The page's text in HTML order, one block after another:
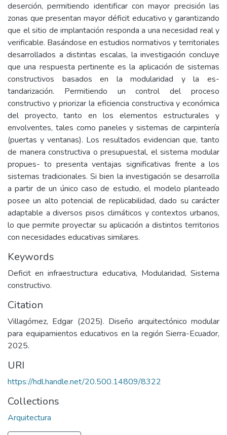
deserción, permitiendo identificar con mayor precisión las
zonas que presentan mayor déficit educativo y garantizando
que el sitio de implantación responda a una necesidad real y
verificable. Basándose en estudios normativos y territoriales
desarrollados a distintas escalas, la investigación concluye
que una respuesta pertinente es la aplicación de sistemas
constructivos basados en la modularidad y la es-
tandarización. Permitiendo un control del proceso
constructivo y priorizar la eficiencia constructiva y económica
del proyecto, tanto en los elementos estructurales y
envolventes, tales como paneles y sistemas de carpintería
(puertas y ventanas). Los resultados evidencian que, tanto
de manera constructiva o presupuestal, el sistema modular
propues- to presenta ventajas significativas frente a los
sistemas tradicionales. Si bien la investigación se desarrolla
a partir de un único caso de estudio, el modelo planteado
posee un alto potencial de replicabilidad, dado su carácter
adaptable a diversos pisos climáticos y contextos urbanos,
lo que permite proyectar su aplicación a distintos territorios
con necesidades educativas similares.
Keywords
Deficit en infraestructura educativa, Modularidad, Sistema
constructivo.
Citation
Villagómez, Edgar (2025). Diseño arquitectónico modular
para equipamientos educativos en la región Sierra-Ecuador,
2025.
URI
https://hdl.handle.net/20.500.14809/8322
Collections
Arquitectura